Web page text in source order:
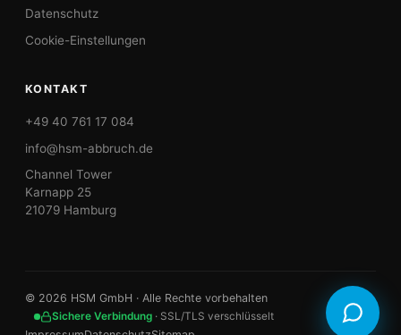
Datenschutz
Cookie-Einstellungen
KONTAKT
+49 40 761 17 084
info@hsm-abbruch.de
Channel Tower
Karnapp 25
21079 Hamburg
© 2026 HSM GmbH · Alle Rechte vorbehalten
Sichere Verbindung · SSL/TLS verschlüsselt